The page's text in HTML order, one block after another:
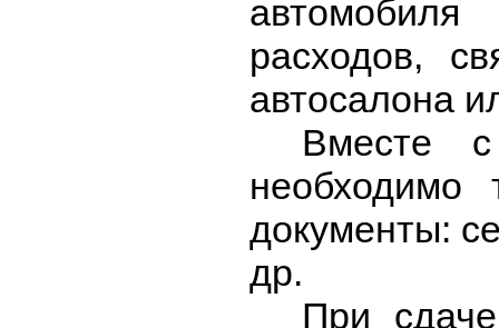
расходов,
автосалона
Вместе
необходимо
документы:
др.
При